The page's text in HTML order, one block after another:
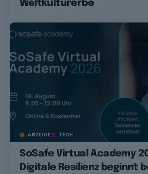
Weltkulturerbe
ANZEIGE TECH
SoSafe Virtual Academy
Digitale Resilienz beginnt